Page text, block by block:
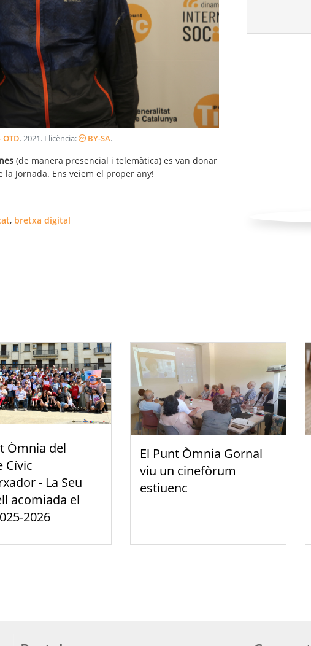
.2021. Llicència: BY-SA.
(de manera presencial i telemàtica) es van donar
la Jornada. Ens veiem el proper any!
, bretxa digital
Òmnia del
Cívic
- La Seu
acomiada el
2026
El Punt Òmnia Gornal
viu un cinefòrum
estiuenc